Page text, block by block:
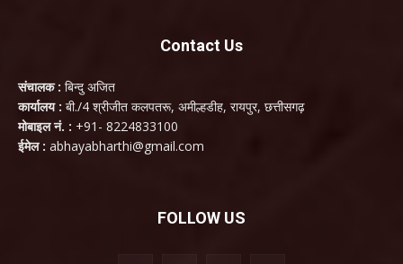
Contact Us
संचालक : बिन्दु अजित
कार्यालय : बी./4 श्रीजीत कलपतरू, अमील्हडीह, रायपुर, छत्तीसगढ़
मोबाइल नं. : +91- 8224833100
ईमेल : abhayabharthi@gmail.com
FOLLOW US